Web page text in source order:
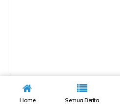
Home Semua Berita